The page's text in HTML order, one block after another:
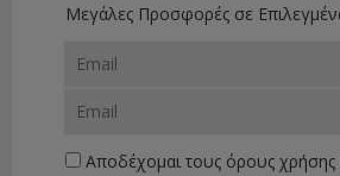
Μεγάλες Προσφορές σε
Αποδέχομαι τους όρους χρήσης